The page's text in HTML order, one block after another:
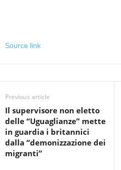
Source link
Previous article
Il supervisore non eletto
delle “Uguaglianze” mette
in guardia i britannici
dalla “demonizzazione dei
migranti”